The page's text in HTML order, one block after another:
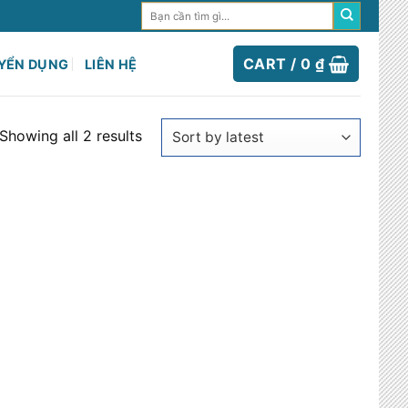
for:
DỤNG LIÊN HỆ CART /0₫
all 2 results